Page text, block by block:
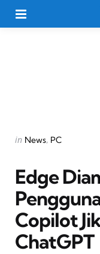
Categories
Posted
in News PC
Edge
Copilot
ChatGPT